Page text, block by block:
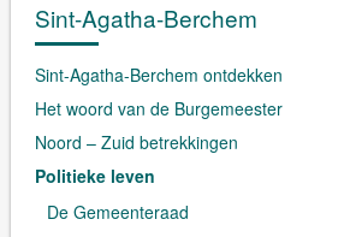
Sint-Agatha-Berchem
Sint-Agatha-Berchem ontdekken
Het woord van de Burgemeester
Noord – Zuid betrekkingen
Politieke leven
De Gemeenteraad